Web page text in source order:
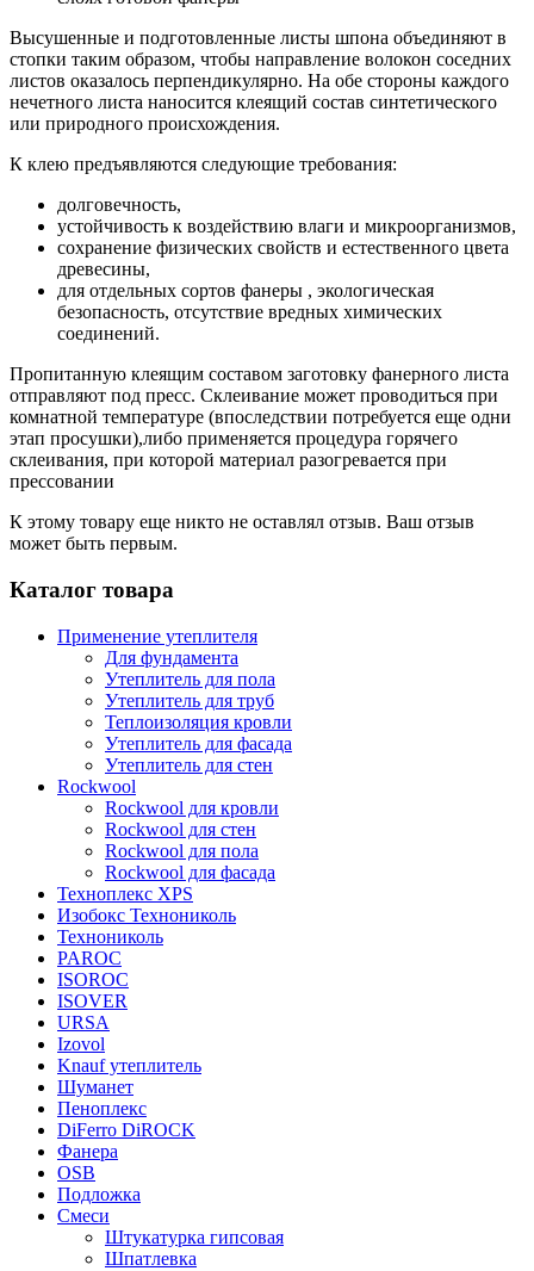
Высушенные и подготовленные листы шпона объединяют в
стопки таким образом, чтобы направление волокон соседних
листов оказалось перпендикулярно. На обе стороны каждого
нечетного листа наносится клеящий состав синтетического
или природного происхождения.
К клею предъявляются следующие требования:
долговечность,
устойчивость к воздействию влаги и микроорганизмов,
сохранение физических свойств и естественного цвета
древесины,
для отдельных сортов фанеры , экологическая
безопасность, отсутствие вредных химических
соединений.
Пропитанную клеящим составом заготовку фанерного листа
отправляют под пресс. Склеивание может проводиться при
комнатной температуре (впоследствии потребуется еще одни
этап просушки),либо применяется процедура горячего
склеивания, при которой материал разогревается при
прессовании
К этому товару еще никто не оставлял отзыв. Ваш отзыв
может быть первым.
Каталог товара
Применение утеплителя
Для фундамента
Утеплитель для пола
Утеплитель для труб
Теплоизоляция кровли
Утеплитель для фасада
Утеплитель для стен
Rockwool
Rockwool для кровли
Rockwool для стен
Rockwool для пола
Rockwool для фасада
Техноплекс XPS
Изобокс Технониколь
Технониколь
PAROC
ISOROC
ISOVER
URSA
Izovol
Knauf утеплитель
Шуманет
Пеноплекс
DiFerro DiROCK
Фанера
OSB
Подложка
Смеси
Штукатурка гипсовая
Шпатлевка